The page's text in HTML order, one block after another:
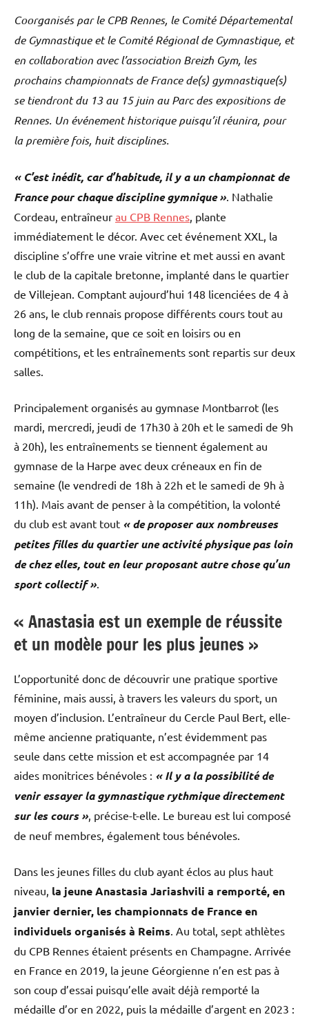
Coorganisés par le CPB Rennes, le Comité Départemental
de Gymnastique et le Comité Régional de Gymnastique, et
en collaboration avec l’association Breizh Gym, les
prochains championnats de France de(s) gymnastique(s)
se tiendront du 13 au 15 juin au Parc des expositions de
Rennes. Un événement historique puisqu’il réunira, pour
la première fois, huit disciplines.
« C’est inédit, car d’habitude, il y a un championnat de
France pour chaque discipline gymnique ». Nathalie
Cordeau, entraîneur au CPB Rennes, plante
immédiatement le décor. Avec cet événement XXL, la
discipline s’offre une vraie vitrine et met aussi en avant
le club de la capitale bretonne, implanté dans le quartier
de Villejean. Comptant aujourd’hui 148 licenciées de 4 à
26 ans, le club rennais propose différents cours tout au
long de la semaine, que ce soit en loisirs ou en
compétitions, et les entraînements sont repartis sur deux
salles.
Principalement organisés au gymnase Montbarrot (les
mardi, mercredi, jeudi de 17h30 à 20h et le samedi de 9h
à 20h), les entraînements se tiennent également au
gymnase de la Harpe avec deux créneaux en fin de
semaine (le vendredi de 18h à 22h et le samedi de 9h à
11h). Mais avant de penser à la compétition, la volonté
du club est avant tout « de proposer aux nombreuses
petites filles du quartier une activité physique pas loin
de chez elles, tout en leur proposant autre chose qu’un
sport collectif ».
« Anastasia est un exemple de réussite
et un modèle pour les plus jeunes »
L’opportunité donc de découvrir une pratique sportive
féminine, mais aussi, à travers les valeurs du sport, un
moyen d’inclusion. L’entraîneur du Cercle Paul Bert, elle-
même ancienne pratiquante, n’est évidemment pas
seule dans cette mission et est accompagnée par 14
aides monitrices bénévoles : « Il y a la possibilité de
venir essayer la gymnastique rythmique directement
sur les cours », précise-t-elle. Le bureau est lui composé
de neuf membres, également tous bénévoles.
Dans les jeunes filles du club ayant éclos au plus haut
niveau, la jeune Anastasia Jariashvili a remporté, en
janvier dernier, les championnats de France en
individuels organisés à Reims. Au total, sept athlètes
du CPB Rennes étaient présents en Champagne. Arrivée
en France en 2019, la jeune Géorgienne n’en est pas à
son coup d’essai puisqu’elle avait déjà remporté la
médaille d’or en 2022, puis la médaille d’argent en 2023 :